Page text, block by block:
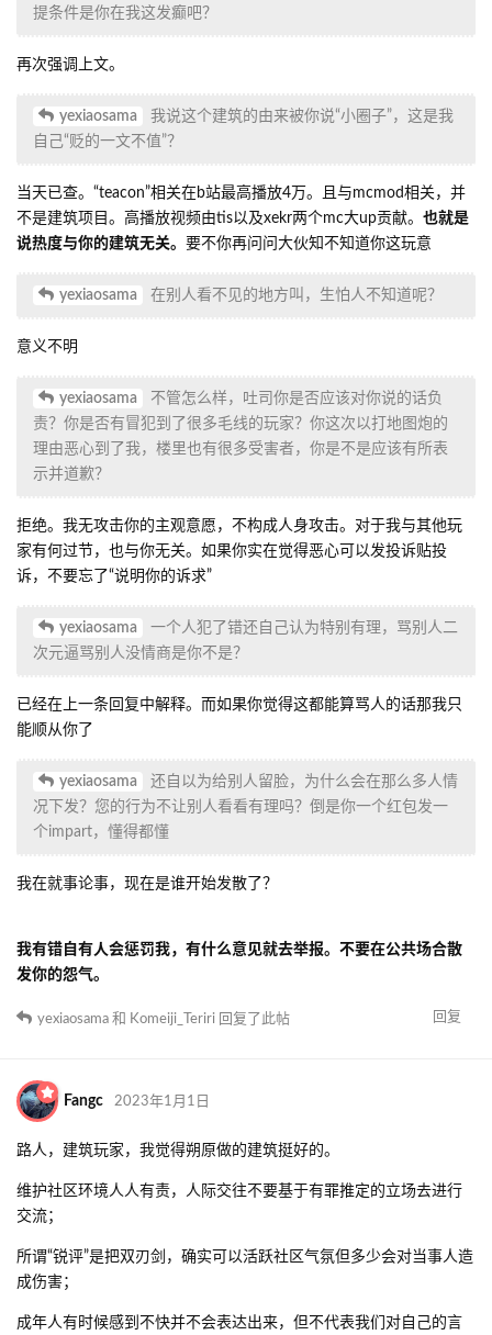
提条件是你在我这发癫吧？
再次强调上文。
yexiaosama
我说这个建筑的由来被你说“小圈子”，这是我
自己“贬的一文不值”？
当天已查。“teacon”相关在b站最高播放4万。且与mcmod相关，并
不是建筑项目。高播放视频由tis以及xekr两个mc大up贡献。 也就是
说热度与你的建筑无关。 要不你再问问大伙知不知道你这玩意
yexiaosama 在别人看不见的地方叫，生怕人不知道呢？
意义不明
yexiaosama
不管怎么样，吐司你是否应该对你说的话负
责？你是否有冒犯到了很多毛线的玩家？你这次以打地图炮的
理由恶心到了我，楼里也有很多受害者，你是不是应该有所表
示并道歉？
拒绝。我无攻击你的主观意愿，不构成人身攻击。对于我与其他玩
家有何过节，也与你无关。如果你实在觉得恶心可以发投诉贴投
诉，不要忘了“说明你的诉求”
yexiaosama
一个人犯了错还自己认为特别有理，骂别人二
次元逼骂别人没情商是你不是？
已经在上一条回复中解释。而如果你觉得这都能算骂人的话那我只
能顺从你了
yexiaosama
还自以为给别人留脸，为什么会在那么多人情
况下发？您的行为不让别人看看有理吗？倒是你一个红包发一
个impart，懂得都懂
我在就事论事，现在是谁开始发散了？
我有错自有人会惩罚我，有什么意见就去举报。不要在公共场合散
发你的怨气。
回复
yexiaosama 和 Komeiji_Teriri 回复了此帖
Fangc 2023年1月1日
路人，建筑玩家，我觉得朔原做的建筑挺好的。
维护社区环境人人有责，人际交往不要基于有罪推定的立场去进行
交流；
所谓“锐评”是把双刃剑，确实可以活跃社区气氛但多少会对当事人造
成伤害；
成年人有时候感到不快并不会表达出来，但不代表我们对自己的言